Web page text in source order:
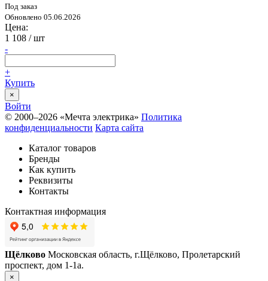
Под заказ
Обновлено 05.06.2026
Цена:
1 108 / шт
-
+
Купить
×
Войти
© 2000–2026 «Мечта электрика» Политика
конфиденциальности Карта сайта
Каталог товаров
Бренды
Как купить
Реквизиты
Контакты
Контактная информация
Щёлково Московская область, г.Щёлково, Пролетарский
проспект, дом 1‑1а.
×